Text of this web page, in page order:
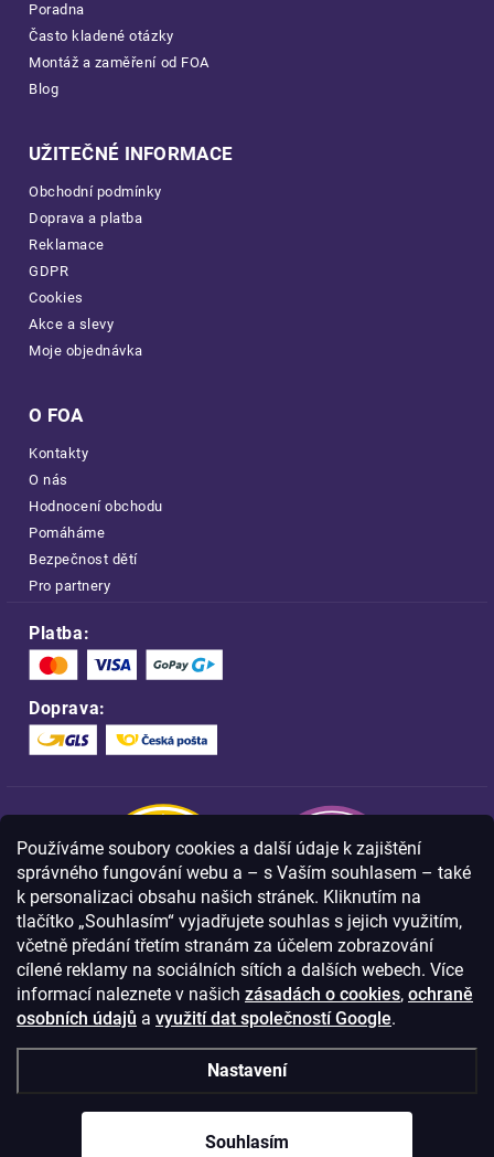
Používáme soubory cookies a další údaje k zajištění
správného fungování webu a – s Vaším souhlasem – také
k personalizaci obsahu našich stránek. Kliknutím na
tlačítko „Souhlasím“ vyjadřujete souhlas s jejich využitím,
včetně předání třetím stranám za účelem zobrazování
cílené reklamy na sociálních sítích a dalších webech. Více
informací naleznete v našich zásadách o cookies, ochraně
osobních údajů a využití dat společností Google.
Nastavení
Souhlasím
Poradna
Často kladené otázky
Montáž a zaměření od FOA
Blog
UŽITEČNÉ INFORMACE
Obchodní podmínky
Doprava a platba
Reklamace
GDPR
Cookies
Akce a slevy
Moje objednávka
O FOA
Kontakty
O nás
Hodnocení obchodu
Pomáháme
Bezpečnost dětí
Pro partnery
Platba:
Doprava:
Nakupujte na FOA bezpečně a bez obav.
Díky HTTPS protokolu jsou Vaše citlivá
data v naprostém bezpečí.
© Copyright2026Westlogic s.r.o.,
Olomoucká 267/29, Opava, 746 01